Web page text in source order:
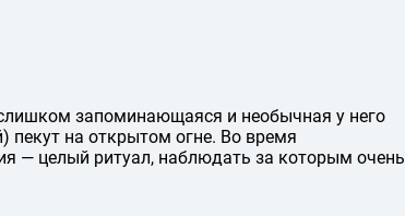
запоминающаяся и необычная у него
пекут на открытом огне. Во время
— целый ритуал, наблюдать за которым очень